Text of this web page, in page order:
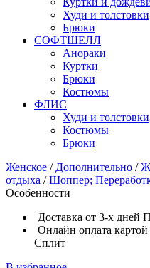
Худи и толстовки
Брюки
СОФТШЕЛЛ
Анораки
Куртки
Брюки
Костюмы
ФЛИС
Худи и толстовки
Костюмы
Брюки
Женское / Дополнительно /
отдыха / Шоппер;
Особенности
Доставка от 3-х
Онлайн оплата
Сплит